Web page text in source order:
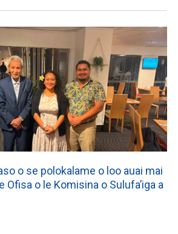
o se polokalame o loo auai mai
Ofisa o le Komisina o Sulufa’iga a